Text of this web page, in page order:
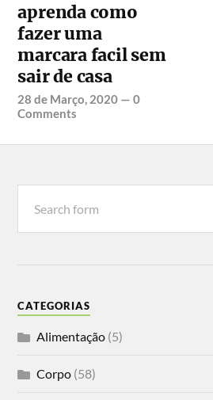
aprenda como
fazer uma
marcara facil sem
sair de casa
28 de Março, 2020 —0
Comments
CATEGORIAS
Alimentação (5)
Corpo (58)